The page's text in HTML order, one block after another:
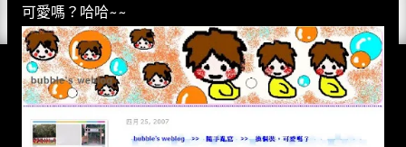
可愛嗎？哈哈~~